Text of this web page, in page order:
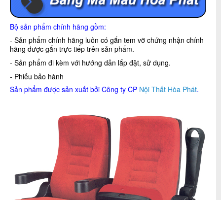
Bộ sản phẩm chính hãng gồm:
- Sản phẩm chính hãng luôn có gắn tem vỡ chứng nhận chính
hãng được gắn trực tiếp trên sản phẩm.
- Sản phẩm đi kèm với hướng dẫn lắp đặt, sử dụng.
- Phiếu bảo hành
Sản phẩm được sản xuất bởi Công ty CP Nội Thất Hòa Phát.